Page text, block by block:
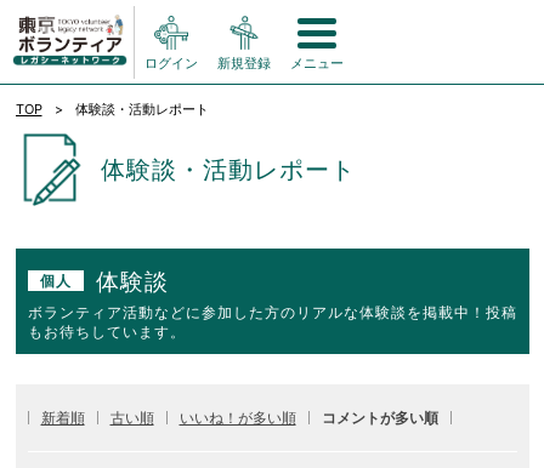
ログイン 新規登録 メニュー
TOP 体験談・活動レポート
体験談・活動レポート
個人 体験談
ボランティア活動などに参加した方のリアルな体験談を掲載中！投稿
もお待ちしています。
新着順 古い順 いいね！が多い順 コメントが多い順